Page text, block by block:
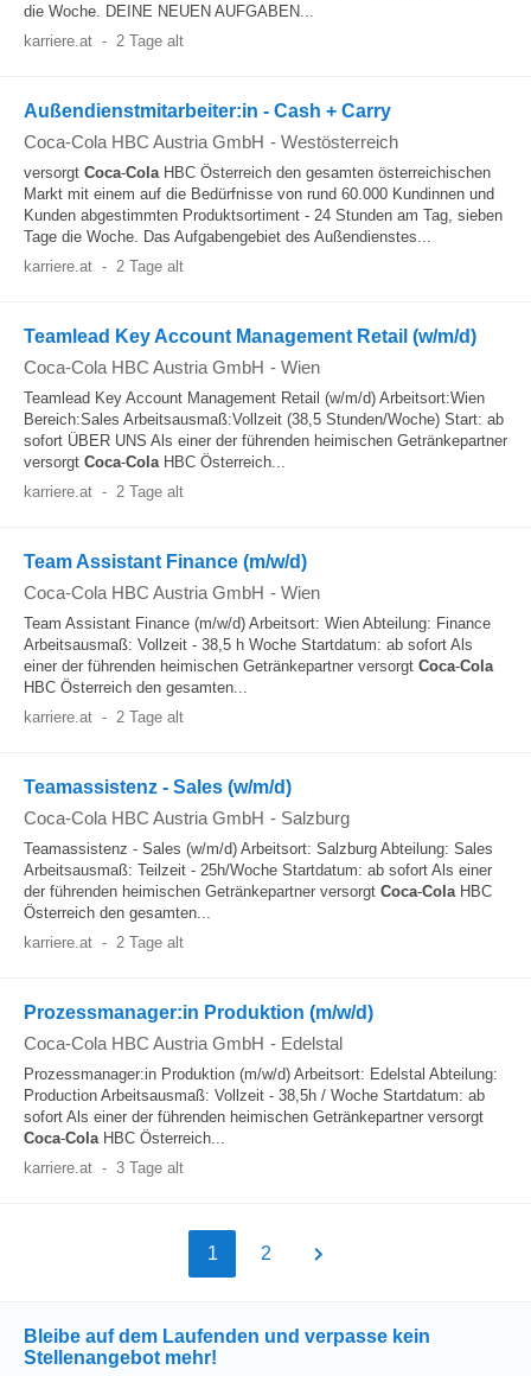
die Woche. DEINE NEUEN AUFGABEN...
karriere.at - 2 Tage alt
Außendienstmitarbeiter:in - Cash + Carry
Coca-Cola HBC Austria GmbH - Westösterreich
versorgt Coca-ColaHBC Österreich den gesamten österreichischen
Markt mit einem auf die Bedürfnisse von rund 60.000 Kundinnen und
Kunden abgestimmten Produktsortiment - 24 Stunden am Tag, sieben
Tage die Woche. Das Aufgabengebiet des Außendienstes...
karriere.at - 2 Tage alt
Teamlead Key Account Management Retail (w/m/d)
Coca-Cola HBC Austria GmbH - Wien
Teamlead Key Account Management Retail (w/m/d) Arbeitsort:Wien
Bereich:Sales Arbeitsausmaß:Vollzeit (38,5 Stunden/Woche) Start: ab
sofort ÜBER UNS Als einer der führenden heimischen Getränkepartner
versorgt Coca-ColaHBC Österreich...
karriere.at - 2 Tage alt
Team Assistant Finance (m/w/d)
Coca-Cola HBC Austria GmbH - Wien
Team Assistant Finance (m/w/d) Arbeitsort: Wien Abteilung: Finance
Arbeitsausmaß: Vollzeit - 38,5 h Woche Startdatum: ab sofort Als
einer der führenden heimischen Getränkepartner versorgt Coca-Cola
HBC Österreich den gesamten...
karriere.at - 2 Tage alt
Teamassistenz - Sales (w/m/d)
Coca-Cola HBC Austria GmbH - Salzburg
Teamassistenz - Sales (w/m/d) Arbeitsort: Salzburg Abteilung: Sales
Arbeitsausmaß: Teilzeit - 25h/Woche Startdatum: ab sofort Als einer
der führenden heimischen Getränkepartner versorgt Coca-ColaHBC
Österreich den gesamten...
karriere.at - 2 Tage alt
Prozessmanager:in Produktion (m/w/d)
Coca-Cola HBC Austria GmbH - Edelstal
Prozessmanager:in Produktion (m/w/d) Arbeitsort: Edelstal Abteilung:
Production Arbeitsausmaß: Vollzeit - 38,5h / Woche Startdatum: ab
sofort Als einer der führenden heimischen Getränkepartner versorgt
Coca-ColaHBC Österreich...
karriere.at - 3 Tage alt
1 2
Bleibe auf dem Laufenden und verpasse kein
Stellenangebot mehr!